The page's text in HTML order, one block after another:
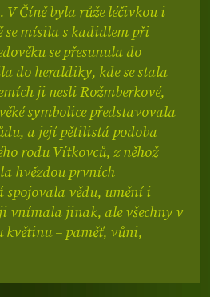
Číně byla růže léčivkou i
se mísila s kadidlem při
se přesunula do
do heraldiky, kde se stala
ji nesli Rožmberkové,
symbolice představovala
a její pětilistá podoba
rodu Vítkovců, z něhož
hvězdou prvních
spojovala vědu, umění i
vnímala jinak, ale všechny v
květinu – paměť, vůni,